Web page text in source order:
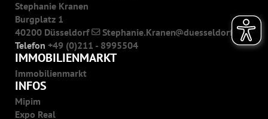
Stephanie Kranen
Burgplatz 1
40200 Düsseldorf
Stephanie.Kranen
duesseldorf.de
Telefon +49 (0)211 - 8995504
IMMOBILIENMARKT
Immobilienmarkt
INFOS
Mipim
Expo Real